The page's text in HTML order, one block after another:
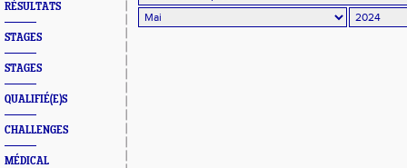
RÉSULTATS
STAGES
STAGES
QUALIFIÉ(E)S
CHALLENGES
MÉDICAL